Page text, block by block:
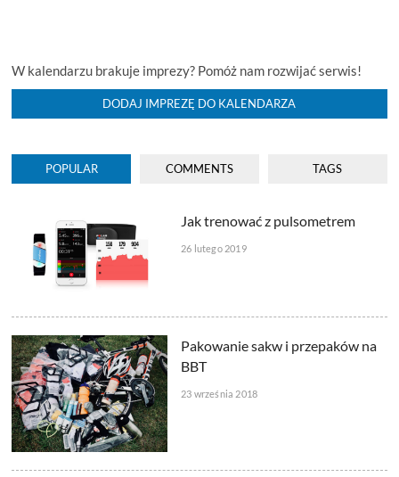
W kalendarzu brakuje imprezy? Pomóż nam rozwijać serwis!
DODAJ IMPREZĘ DO KALENDARZA
POPULAR COMMENTS TAGS
Jak trenować z pulsometrem
26 lutego 2019
Pakowanie sakw i przepaków na
BBT
23 września 2018